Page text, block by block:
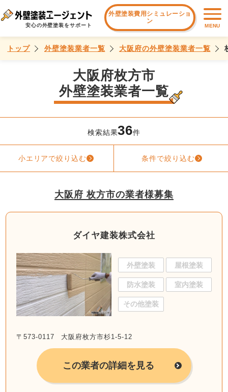
安心の外壁塗装をサポート
外壁塗装費用シミュレーショ
ン
MENU
トップ 外壁塗装業者一覧 大阪府の外壁塗装業者一覧
大阪府枚方市
外壁塗装業者一覧
検索結果36件
小エリアで絞り込む 条件で絞り込む
大阪府 枚方市の業者様募集
ダイヤ建装株式会社
外壁塗装 屋根塗装
防水塗装 室内塗装
その他塗装
〒573-0117 大阪府枚方市杉1-5-12
この業者の詳細を見る